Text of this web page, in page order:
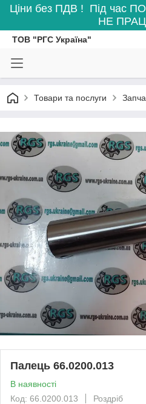
Ціни без ПДВ ! Під час
НЕ
ТОВ "РГС Україна"
Товари та послуги
Палець 66.0200.013
В наявності
Код: 66.0200.013
Роздріб